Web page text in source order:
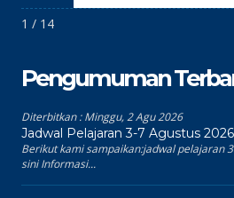
1 / 14
Pengumuman
Diterbitkan :Minggu, 2 Agu 2026
Jadwal Pelajaran 3-7 Agustus 2026
Berikut kami sampaikan:jadwal pelajaran
sini Informasi...